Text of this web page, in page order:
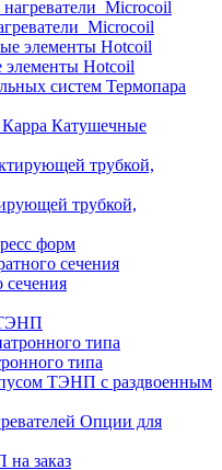
элементы Hotcoil
Термопара
Катушечные
трубкой,
форм
сечения
сечения
типа
ТЭНП с раздвоенным
Опции для